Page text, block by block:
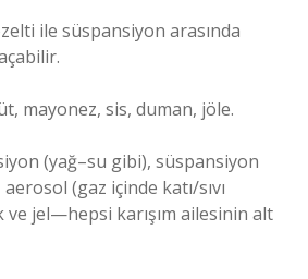
ile süspansiyon arasında
mayonez, sis, duman, jöle.
(yağ–su gibi), süspansiyon
aerosol (gaz içinde katı/sıvı
jel—hepsi karışım ailesinin alt